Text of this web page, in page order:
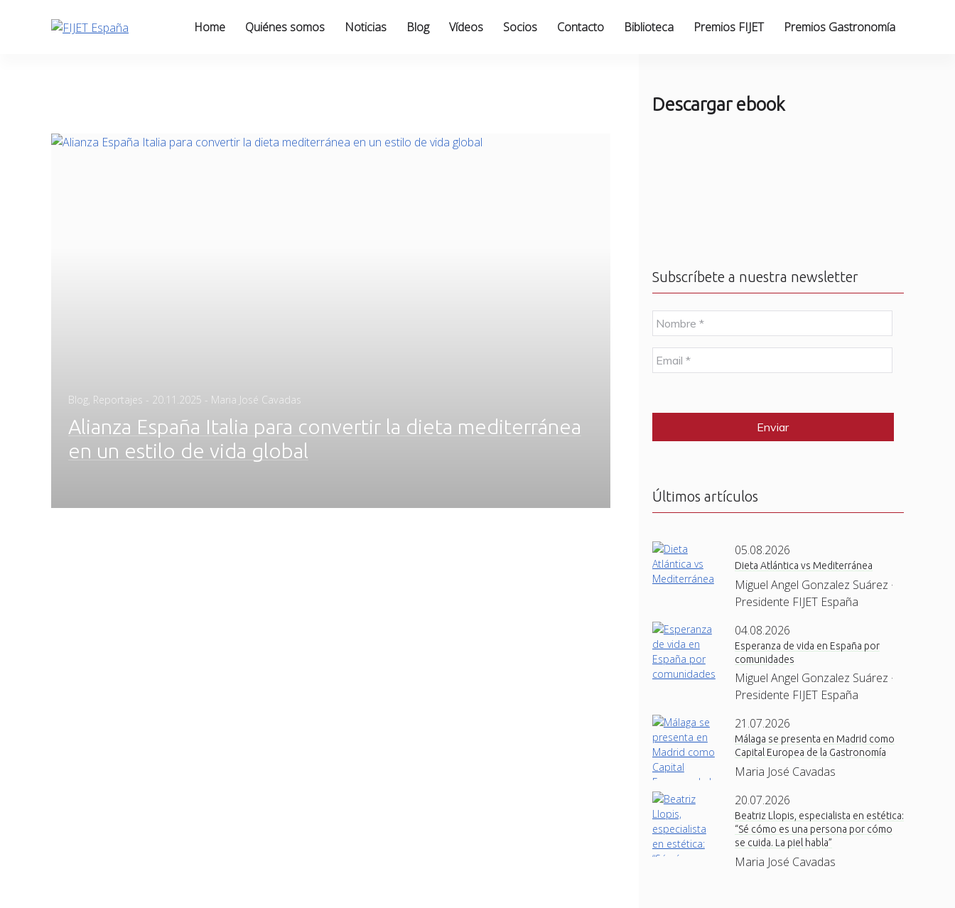
Home Quiénes somos Noticias Blog Vídeos Socios Contacto Biblioteca Premios FIJET Premios Gastronomía
Blog, Reportajes - Posted
20.11.2025 - Maria José Cavadas
Alianza España Italia para convertir la dieta mediterránea
en un estilo de vida global
Descargar ebook
Subscríbete a nuestra newsletter
N
o
m
b
r
E
m
l
Últimos artículos
05.08.2026
Dieta Atlántica vs Mediterránea
Miguel Angel Gonzalez Suárez ·
Presidente FIJET España
04.08.2026
Esperanza de vida en España por
comunidades
Miguel Angel Gonzalez Suárez ·
Presidente FIJET España
21.07.2026
Málaga se presenta en Madrid como
Capital Europea de la Gastronomía
Maria José Cavadas
20.07.2026
Beatriz Llopis, especialista en estética:
“Sé cómo es una persona por cómo
se cuida. La piel habla”
Maria José Cavadas